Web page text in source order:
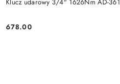
Klucz udarowy 3/4" 1626Nm AD-361
Cena:
678.00